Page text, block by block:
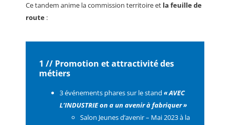
Ce tandem anime la commission territoire et la feuille de
route :
1 // Promotion et attractivité des
métiers
3 événements phares sur le stand « AVEC
L’INDUSTRIE on a un avenir à fabriquer »
Salon Jeunes d’avenir – Mai 2023 à la